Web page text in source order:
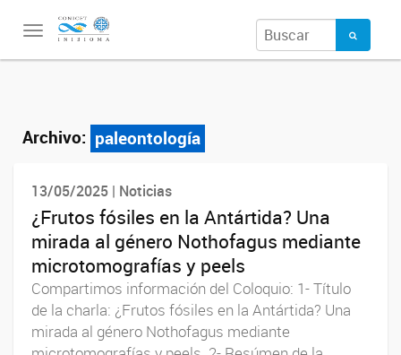
Toggle
Archivo: paleontología
13/05/2025 | Noticias
¿Frutos fósiles en la Antártida? Una
mirada al género Nothofagus mediante
microtomografías y peels
Compartimos información del Coloquio: 1- Título
de la charla: ¿Frutos fósiles en la Antártida? Una
mirada al género Nothofagus mediante